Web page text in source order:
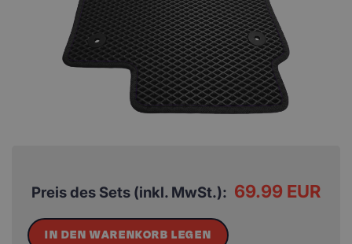
Preis des Sets (inkl. MwSt.): 69.99 EUR
IN DEN WARENKORB LEGEN